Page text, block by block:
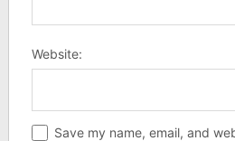
Website:
Save my name, email, and